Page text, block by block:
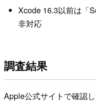
Xcode 16.3以前は「
非対応
調査結果
Apple公式サイトで確認